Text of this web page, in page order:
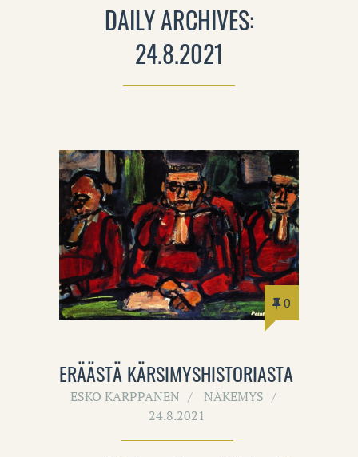
DAILY ARCHIVES:
24.8.2021
0
ERÄÄSTÄ KÄRSIMYSHISTORIASTA
ESKO KARPPANEN
NÄKEMYS
24.8.2021